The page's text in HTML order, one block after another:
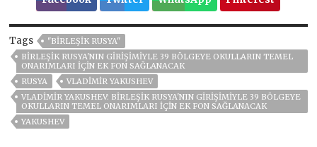
Tags
"BIRLEŞIK RUSYA"
BIRLEŞIK RUSYA'NIN GIRIŞIMIYLE 39 BÖLGEYE OKULLARIN TEMEL
ONARIMLARI IÇIN EK FON SAĞLANACAK
RUSYA
VLADIMIR YAKUSHEV
VLADIMIR YAKUSHEV: BIRLEŞIK RUSYA'NIN GIRIŞIMIYLE 39 BÖLGEYE
OKULLARIN TEMEL ONARIMLARI IÇIN EK FON SAĞLANACAK
YAKUSHEV